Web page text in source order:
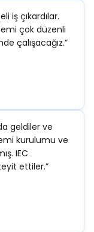
iş çıkardılar.
çok düzenli
çalışacağız.”
geldiler ve
kurulumu ve
IEC
ettiler.”